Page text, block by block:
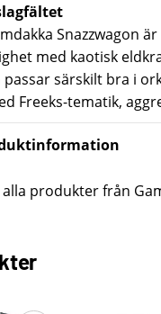
Snazzwagon
med kaotisk
passar särskilt bra i
Freeks-tematik,
alla produkter från